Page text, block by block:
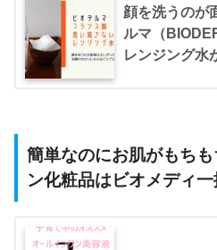
顔を洗うのが
ルマ（
レンジング水
簡単なのにお肌がもち
ン化粧品はビオメディ一